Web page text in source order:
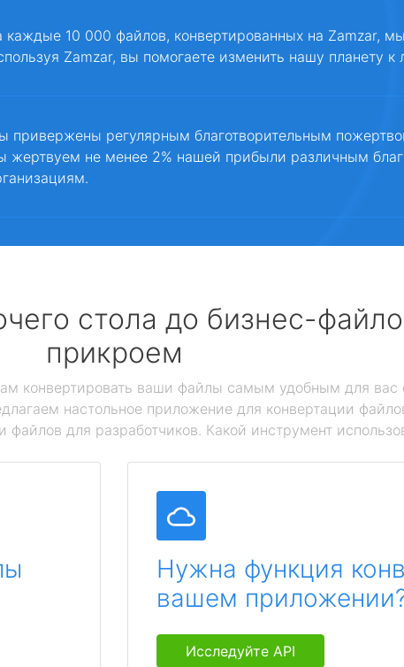
каждые 10 000 файлов, конвертированных на Zamzar,
Zamzar, вы помогаете изменить нашу планету к
привержены регулярным благотворительным
жертвуем не менее 2% нашей прибыли различным
стола до бизнес-
прикроем
конвертировать ваши файлы самым удобным для
настольное приложение для конвертации
файлов для разработчиков. Какой инструмент
Нужна функция
вашем
Исследуйте API